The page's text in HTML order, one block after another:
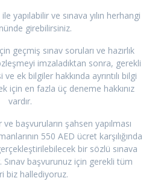
yapılabilir ve sınava yılın herhangi
girebilirsiniz.
geçmiş sınav soruları ve hazırlık
imzaladıktan sonra, gerekli
ek bilgiler hakkında ayrıntılı bilgi
için en fazla üç deneme hakkınız
vardır.
başvuruların şahsen yapılması
550 AED ücret karşılığında
bir sözlü sınava
başvurunuz için gerekli tüm
biz hallediyoruz.